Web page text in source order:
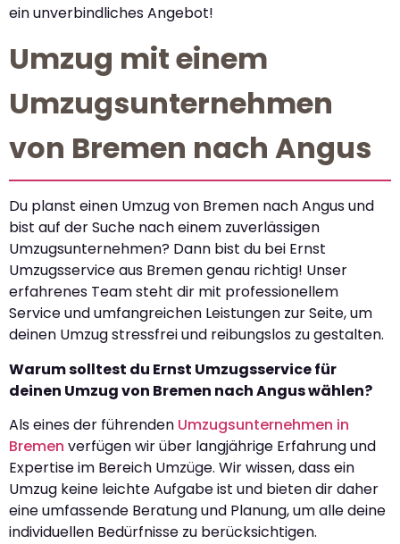
ein unverbindliches Angebot!
Umzug mit einem
Umzugsunternehmen
von Bremen nach Angus
Du planst einen Umzug von Bremen nach Angus und
bist auf der Suche nach einem zuverlässigen
Umzugsunternehmen? Dann bist du bei Ernst
Umzugsservice aus Bremen genau richtig! Unser
erfahrenes Team steht dir mit professionellem
Service und umfangreichen Leistungen zur Seite, um
deinen Umzug stressfrei und reibungslos zu gestalten.
Warum solltest du Ernst Umzugsservice für
deinen Umzug von Bremen nach Angus wählen?
Als eines der führenden Umzugsunternehmen in
Bremen verfügen wir über langjährige Erfahrung und
Expertise im Bereich Umzüge. Wir wissen, dass ein
Umzug keine leichte Aufgabe ist und bieten dir daher
eine umfassende Beratung und Planung, um alle deine
individuellen Bedürfnisse zu berücksichtigen.